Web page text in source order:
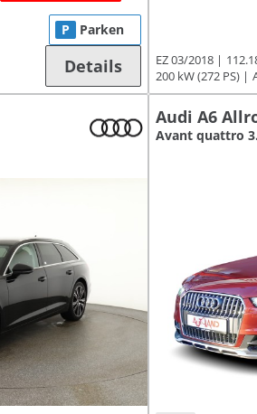
P Parken
Details EZ 03/2018
200 kW (272 PS)
Audi A6
Avant quattro